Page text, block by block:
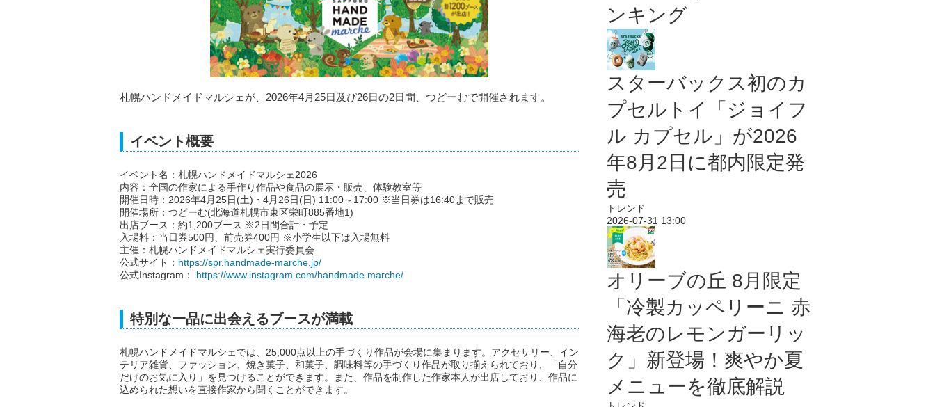
札幌ハンドメイドマルシェが、2026年4月25日及び26日の2日間、つどーむで開催されます。
イベント概要
イベント名：札幌ハンドメイドマルシェ2026
内容：全国の作家による手作り作品や食品の展示・販売、体験教室等
開催日時：2026年4月25日(土)・4月26日(日) 11:00～17:00 ※当日券は16:40まで販売
開催場所：つどーむ(北海道札幌市東区栄町885番地1)
出店ブース：約1,200ブース ※2日間合計・予定
入場料：当日券500円、前売券400円 ※小学生以下は入場無料
主催：札幌ハンドメイドマルシェ実行委員会
公式サイト： https://spr.handmade-marche.jp/
公式Instagram： https://www.instagram.com/handmade.marche/
特別な一品に出会えるブースが満載
札幌ハンドメイドマルシェでは、25,000点以上の手づくり作品が会場に集まります。アクセサリー、イン
テリア雑貨、ファッション、焼き菓子、和菓子、調味料等の手づくり作品が取り揃えられており、「自分
だけのお気に入り」を見つけることができます。また、作品を制作した作家本人が出店しており、作品に
込められた想いを直接作家から聞くことができます。
ンキング
スターバックス初のカ
プセルトイ「ジョイフ
ル カプセル」が2026
年8月2日に都内限定発
売
トレンド
2026-07-31 13:00
オリーブの丘 8月限定
「冷製カッペリーニ 赤
海老のレモンガーリッ
ク」新登場！爽やか夏
メニューを徹底解説